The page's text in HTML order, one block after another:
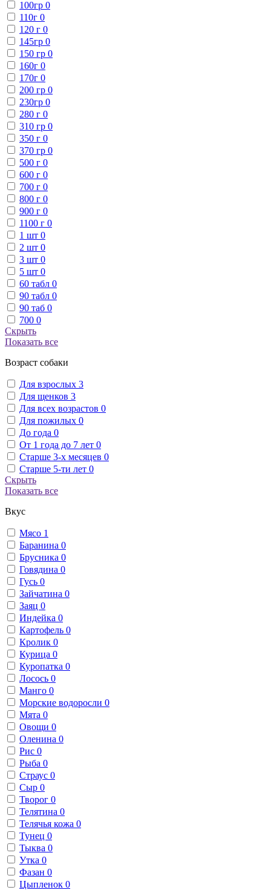
100гр 0
110г 0
120 г 0
145гр 0
150 гр 0
160г 0
170г 0
200 гр 0
230гр 0
280 г 0
310 гр 0
350 г 0
370 гр 0
500 г 0
600 г 0
700 г 0
800 г 0
900 г 0
1100 г 0
1 шт 0
2 шт 0
3 шт 0
5 шт 0
60 табл 0
90 табл 0
90 таб 0
700 0
Скрыть
Показать все
Возраст собаки
Для взрослых 3
Для щенков 3
Для всех возрастов 0
Для пожилых 0
До года 0
От 1 года до 7 лет 0
Старше 3-х месяцев 0
Старше 5-ти лет 0
Скрыть
Показать все
Вкус
Мясо 1
Баранина 0
Брусника 0
Говядина 0
Гусь 0
Зайчатина 0
Заяц 0
Индейка 0
Картофель 0
Кролик 0
Курица 0
Куропатка 0
Лосось 0
Манго 0
Морские водоросли 0
Мята 0
Овощи 0
Оленина 0
Рис 0
Рыба 0
Страус 0
Сыр 0
Творог 0
Телятина 0
Телячья кожа 0
Тунец 0
Тыква 0
Утка 0
Фазан 0
Цыпленок 0